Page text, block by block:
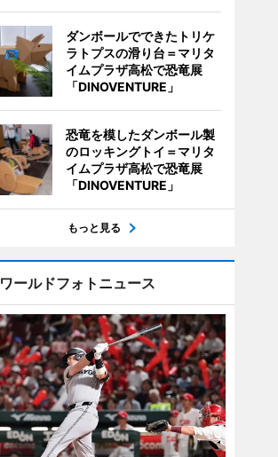
ダンボールでできたトリケ
ラトプスの滑り台＝マリタ
イムプラザ高松で恐竜展
「DINOVENTURE」
恐竜を模したダンボール製
のロッキングトイ＝マリタ
イムプラザ高松で恐竜展
「DINOVENTURE」
もっと見る
ワールドフォトニュース